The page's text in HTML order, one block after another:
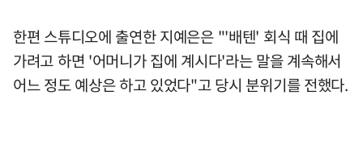
한편 스튜디오에 출연한 지예은은 "'배텐' 회식 때 집에
가려고 하면 '어머니가 집에 계시다'라는 말을 계속해서
어느 정도 예상은 하고 있었다"고 당시 분위기를 전했다.